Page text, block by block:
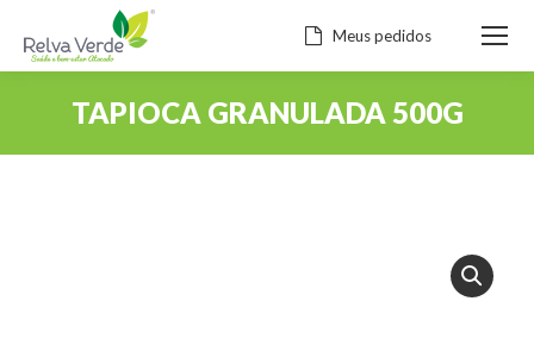
Meus pedidos
TAPIOCA GRANULADA 500G